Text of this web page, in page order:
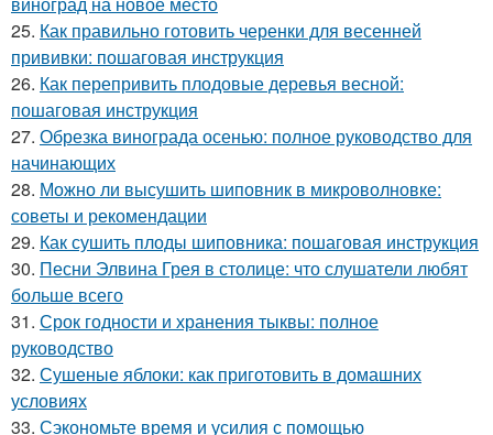
25. Как правильно готовить черенки для весенней
прививки: пошаговая инструкция
26. Как перепривить плодовые деревья весной:
пошаговая инструкция
27. Обрезка винограда осенью: полное руководство для
начинающих
28. Можно ли высушить шиповник в микроволновке:
советы и рекомендации
29. Как сушить плоды шиповника: пошаговая инструкция
30. Песни Элвина Грея в столице: что слушатели любят
больше всего
31. Срок годности и хранения тыквы: полное
руководство
32. Сушеные яблоки: как приготовить в домашних
условиях
33. Сэкономьте время и усилия с помощью